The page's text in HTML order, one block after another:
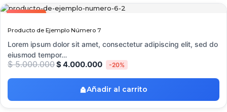
OFERTA
Producto de Ejemplo Número 7
Lorem ipsum dolor sit amet, consectetur adipiscing elit, sed do
eiusmod tempor…
$5.000.000$4.000.000 -20%
Añadir al carrito